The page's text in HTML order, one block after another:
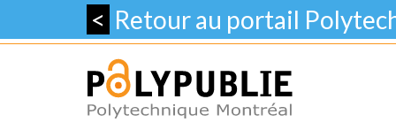
< Retour au portail